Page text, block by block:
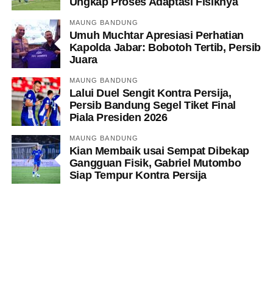
MAUNG BANDUNG
Umuh Muchtar Apresiasi Perhatian
Kapolda Jabar: Bobotoh Tertib, Persib
Juara
MAUNG BANDUNG
Lalui Duel Sengit Kontra Persija,
Persib Bandung Segel Tiket Final
Piala Presiden 2026
MAUNG BANDUNG
Kian Membaik usai Sempat Dibekap
Gangguan Fisik, Gabriel Mutombo
Siap Tempur Kontra Persija